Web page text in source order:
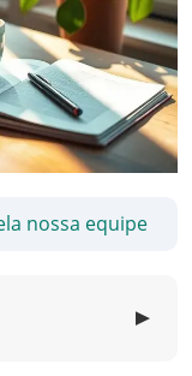
nossa equipe
▼